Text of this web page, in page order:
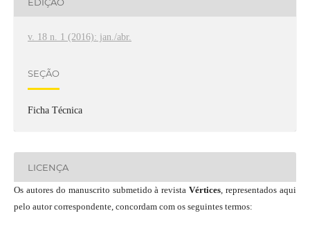
v. 18 n. 1 (2016): jan./abr.
SEÇÃO
Ficha Técnica
LICENÇA
Os autores do manuscrito submetido à revistaVértices, representados aqui
pelo autor correspondente, concordam com os seguintes termos: